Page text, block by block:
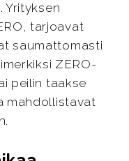
Yrityksen
tarjoavat
saumattomasti
ZERO-
peilin taakse
mahdollistavat